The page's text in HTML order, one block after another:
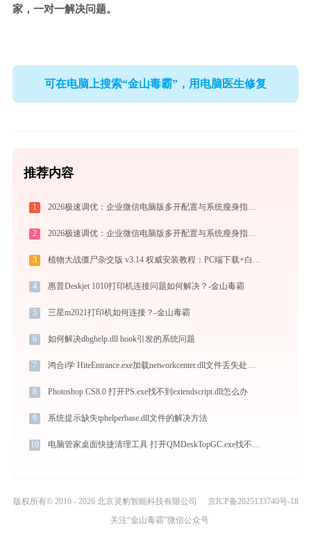
家，一对一解决问题。
可在电脑上搜索“金山毒霸”，用电脑医生修复
推荐内容
1 2026极速调优：企业微信电脑版多开配置与系统瘦身指南，拒绝流氓捆绑
2 2026极速调优：企业微信电脑版多开配置与系统瘦身指南，拒绝流氓捆绑
3 植物大战僵尸杂交版 v3.14 权威安装教程：PC端下载+白屏闪退完美解决
4 惠普Deskjet 1010打印机连接问题如何解决？-金山毒霸
5 三星m2021打印机如何连接？-金山毒霸
6 如何解决dbghelp.dll hook引发的系统问题
7 鸿合i学 HiteEntrance.exe加载networkcenter.dll文件丢失处理办法
8 Photoshop CS8.0 打开PS.exe找不到extendscript.dll怎么办
9 系统提示缺失tphelperbase.dll文件的解决方法
10 电脑管家桌面快捷清理工具 打开QMDeskTopGC.exe找不到tinyxml.dll怎么办
版权所有© 2010 - 2026 北京灵豹智能科技有限公司
京ICP备2025133740号-18
关注“金山毒霸”微信公众号